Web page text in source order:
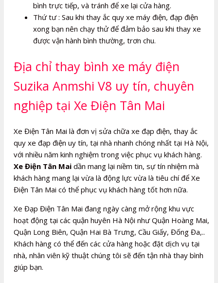
bình trực tiếp, và tránh để xe lại cửa hàng.
Thứ tư : Sau khi thay ắc quy xe máy điện, đạp điện
xong bạn nên chạy thử để đảm bảo sau khi thay xe
được vận hành bình thường, trơn chu.
Địa chỉ thay bình xe máy điện
Suzika Anmshi V8 uy tín, chuyên
nghiệp tại Xe Điện Tân Mai
Xe Điện Tân Mai là đơn vị sửa chữa xe đạp điện, thay ắc
quy xe đạp điện uy tín, tại nhà nhanh chóng nhất tại Hà Nội,
với nhiều năm kinh nghiệm trong việc phục vụ khách hàng.
Xe Điện Tân Mai dần mang lại niềm tin, sự tín nhiệm mà
khách hàng mang lại vừa là động lực vừa là tiêu chí để Xe
Điện Tân Mai có thể phục vụ khách hàng tốt hơn nữa.
Xe Đạp Điện Tân Mai đang ngày càng mở rộng khu vực
hoạt động tại các quận huyên Hà Nội như Quận Hoàng Mai,
Quận Long Biên, Quận Hai Bà Trưng, Cầu Giấy, Đống Đa,..
Khách hàng có thể đến các cửa hàng hoặc đặt dịch vụ tại
nhà, nhân viên kỹ thuật chúng tôi sẽ đến tận nhà thay bình
giúp bạn.